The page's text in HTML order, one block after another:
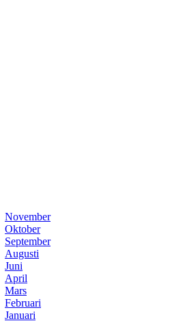
November
Oktober
September
Augusti
Juni
April
Mars
Februari
Januari